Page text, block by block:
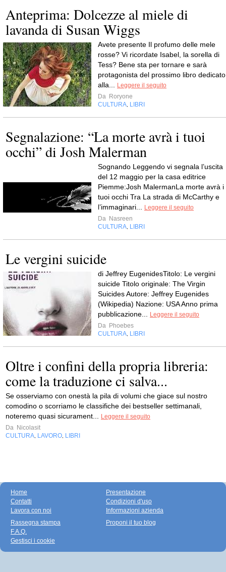
Anteprima: Dolcezze al miele di
lavanda di Susan Wiggs
Avete presente Il profumo delle mele
rosse? Vi ricordate Isabel, la sorella di
Tess? Bene sta per tornare e sarà
protagonista del prossimo libro dedicato
alla...
Leggere il seguito
Da Roryone
CULTURA LIBRI
Segnalazione: “La morte avrà i tuoi
occhi” di Josh Malerman
Sognando Leggendo vi segnala l’uscita
del 12 maggio per la casa editrice
Piemme:Josh MalermanLa morte avrà i
tuoi occhi Tra La strada di McCarthy e
l’immaginari...
Leggere il seguito
Da Nasreen
CULTURA LIBRI
Le vergini suicide
di Jeffrey EugenidesTitolo: Le vergini
suicide Titolo originale: The Virgin
Suicides Autore: Jeffrey Eugenides
(Wikipedia) Nazione: USA Anno prima
pubblicazione...
Leggere il seguito
Da Phoebes
CULTURA LIBRI
Oltre i confini della propria libreria:
come la traduzione ci salva...
Se osserviamo con onestà la pila di volumi che giace sul nostro
comodino o scorriamo le classifiche dei bestseller settimanali,
noteremo quasi sicurament...
Leggere il seguito
Da Nicolasit
CULTURA LAVORO LIBRI
Home
Contatti
Lavora con noi
Presentazione
Condizioni d'uso
Informazioni azienda
Rassegna stampa
F.A.Q.
Gestisci i cookie
Proponi il tuo blog